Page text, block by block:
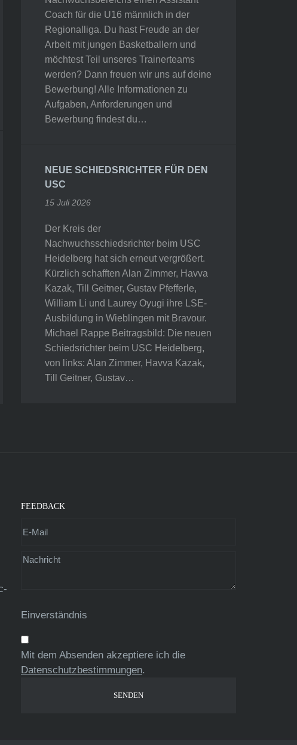
Coach für die U16 männlich in der
Regionalliga. Du hast Freude an der
Arbeit mit jungen Basketballern und
möchtest Teil unseres Trainerteams
werden? Dann freuen wir uns auf deine
Bewerbung! Alle Informationen zu
Aufgaben, Anforderungen und
Bewerbung findest du…
NEUE SCHIEDSRICHTER FÜR DEN
USC
15 Juli 2026
Der Kreis der
Nachwuchsschiedsrichter beim USC
Heidelberg hat sich erneut vergrößert.
Kürzlich schafften Alan Zimmer, Havva
Kazak, Till Geitner, Gustav Pfefferle,
William Li und Laurey Oyugi ihre LSE-
Ausbildung in Wieblingen mit Bravour.
Michael Rappe Beitragsbild: Die neuen
Schiedsrichter beim USC Heidelberg,
von links: Alan Zimmer, Havva Kazak,
Till Geitner, Gustav…
FEEDBACK
Einverständnis
Mit dem Absenden akzeptiere ich die
Datenschutzbestimmungen.